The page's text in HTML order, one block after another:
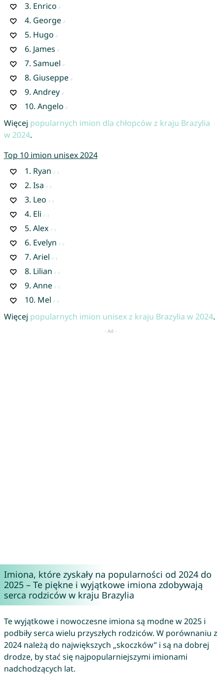
3. Enrico
4. George
5. Hugo
6. James
7. Samuel
8. Giuseppe
9. Andrey
10. Angelo
Więcej popularnych imion dla chłopców z kraju Brazylia
w 2024.
Top 10 imion unisex 2024
1. Ryan
2. Isa
3. Leo
4. Eli
5. Alex
6. Evelyn
7. Ariel
8. Lilian
9. Anne
10. Mel
Więcej popularnych imion unisex z kraju Brazylia w 2024.
Imiona, które zyskały na popularności od 2024 do
2025 – Te piękne i wyjątkowe imiona zdobywają
serca rodziców w kraju Brazylia
Te wyjątkowe i nowoczesne imiona są modne w 2025 i
podbiły serca wielu przyszłych rodziców. W porównaniu z
2024 należą do największych „skoczków” i są na dobrej
drodze, by stać się najpopularniejszymi imionami
nadchodzących lat.